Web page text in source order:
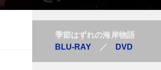
季節はずれの海岸物語
BLU-RAY ／ DVD